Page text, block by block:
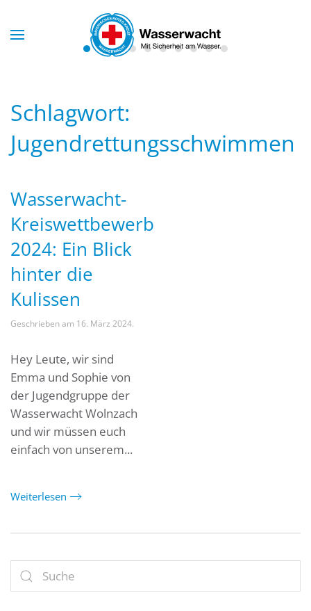
Skip to main content
Schlagwort:
Jugendrettungsschwimmen
Wasserwacht-
Kreiswettbewerb
2024: Ein Blick
hinter die
Kulissen
Geschrieben am 16. März 2024.
Hey Leute, wir sind
Emma und Sophie von
der Jugendgruppe der
Wasserwacht Wolnzach
und wir müssen euch
einfach von unserem...
Weiterlesen